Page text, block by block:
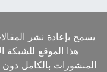
يسمح بإعادة نشر
هذا الموقع للشبكة
المنشورات بالكامل دون